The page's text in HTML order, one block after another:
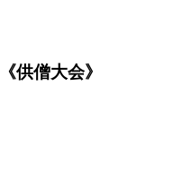
供僧大会》